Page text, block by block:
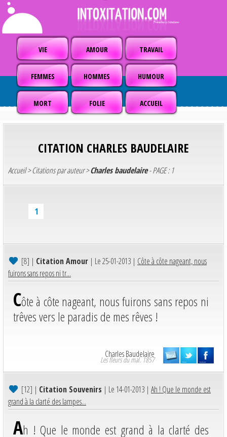
VIE AMOUR TRAVAIL
FEMMES HOMMES HUMOUR
MORT FOLIE ACCUEIL
CITATION CHARLES BAUDELAIRE
Accueil>Citations par auteur>Charles baudelaire- PAGE : 1
1
[8] | Citation Amour | Le 25-01-2013 | Côte à côte nageant, nous
fuirons sans repos ni tr...
Côte à côte nageant, nous fuirons sans repos ni
trêves vers le paradis de mes rêves !
Charles Baudelaire
Les fleurs du mal. 1857
[12] | Citation Souvenirs | Le 14-01-2013 | Ah ! Que le monde est
grand à la clarté des lampes...
Ah ! Que le monde est grand à la clarté des